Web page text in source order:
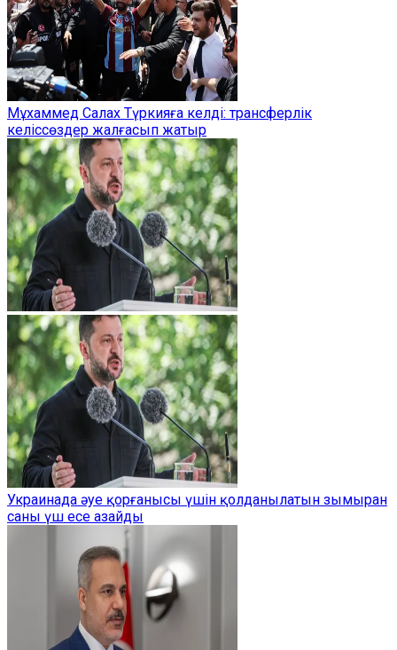
Мұхаммед Салах Түркияға келді: трансферлік
келіссөздер жалғасып жатыр
Украинада әуе қорғанысы үшін қолданылатын зымыран
саны үш есе азайды